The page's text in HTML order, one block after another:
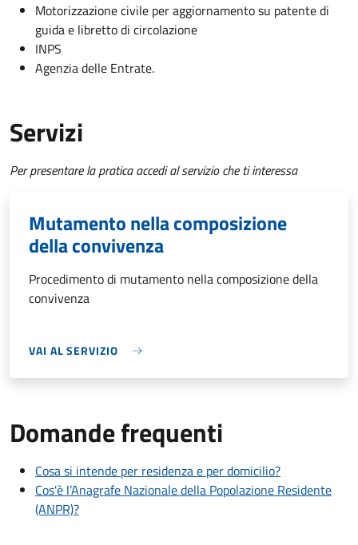
Motorizzazione civile per aggiornamento su patente di
guida e libretto di circolazione
INPS
Agenzia delle Entrate.
Servizi
Per presentare la pratica accedi al servizio che ti interessa
Mutamento nella composizione
della convivenza
Procedimento di mutamento nella composizione della
convivenza
VAI AL SERVIZIO
Domande frequenti
Cosa si intende per residenza e per domicilio?
Cos'è l’Anagrafe Nazionale della Popolazione Residente
(ANPR)?